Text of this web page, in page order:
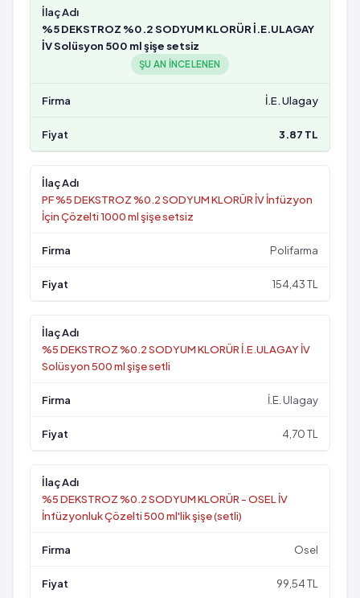
%5 DEKSTROZ %0.2 SODYUM KLORÜR İ.E.ULAGAY
İV Solüsyon 500 ml şişe setsiz
ŞU AN INCELENEN
İ.E. Ulagay
3.87 TL
PF %5 DEKSTROZ %0.2 SODYUM KLORÜR İV İnfüzyon
İçin Çözelti 1000 ml şişe setsiz
Polifarma
154,43 TL
%5 DEKSTROZ %0.2 SODYUM KLORÜR İ.E.ULAGAY İV
Solüsyon 500 ml şişe setli
İ.E. Ulagay
4,70 TL
%5 DEKSTROZ %0.2 SODYUM KLORÜR - OSEL İV
İnfüzyonluk Çözelti 500 ml'lik şişe (setli)
Osel
99,54 TL